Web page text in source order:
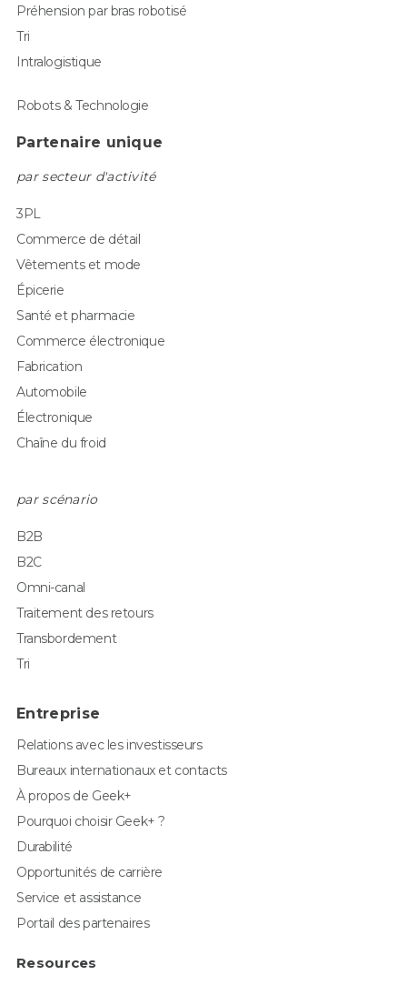
Préhension par bras robotisé
Tri
Intralogistique
Robots & Technologie
Partenaire unique
par secteur d'activité
3PL
Commerce de détail
Vêtements et mode
Épicerie
Santé et pharmacie
Commerce électronique
Fabrication
Automobile
Électronique
Chaîne du froid
par scénario
B2B
B2C
Omni-canal
Traitement des retours
Transbordement
Tri
Entreprise
Relations avec les investisseurs
Bureaux internationaux et contacts
À propos de Geek+
Pourquoi choisir Geek+ ?
Durabilité
Opportunités de carrière
Service et assistance
Portail des partenaires
Resources